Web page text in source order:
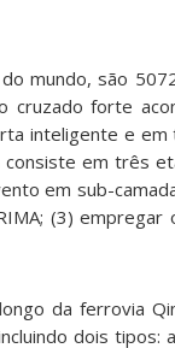
mundo, são
cruzado forte
inteligente e
em três
em sub-
(3)
da ferrovia
dois